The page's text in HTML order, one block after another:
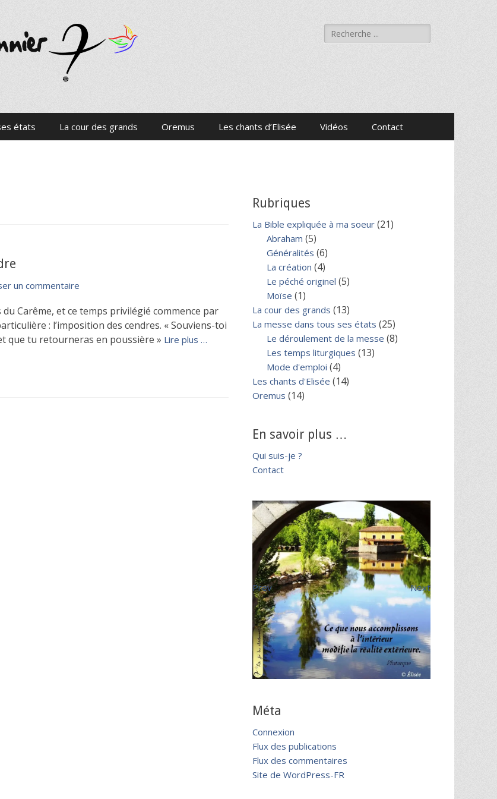
Rechercher :
états La cour des grands Oremus Les chants d’Elisée Vidéos Contact
un commentaire
Carême, et ce temps privilégié commence par
: l’imposition des cendres. « Souviens-toi
que tu retourneras en poussière » Lire plus …
Rubriques
La Bible expliquée à ma soeur (21)
Abraham (5)
Généralités (6)
La création (4)
Le péché originel (5)
Moïse (1)
La cour des grands (13)
La messe dans tous ses états (25)
Le déroulement de la messe (8)
Les temps liturgiques (13)
Mode d'emploi (4)
Les chants d'Elisée (14)
Oremus (14)
En savoir plus …
Qui suis-je ?
Contact
Prev Next
Méta
Connexion
Flux des publications
Flux des commentaires
Site de WordPress-FR